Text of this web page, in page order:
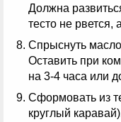
Должна
тесто не рвется,
Спрыснуть
Оставить при
на 3-4 часа или
Сформовать из
круглый